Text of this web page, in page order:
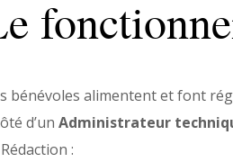
bénévoles alimentent et font
d’unAdministrateur
: